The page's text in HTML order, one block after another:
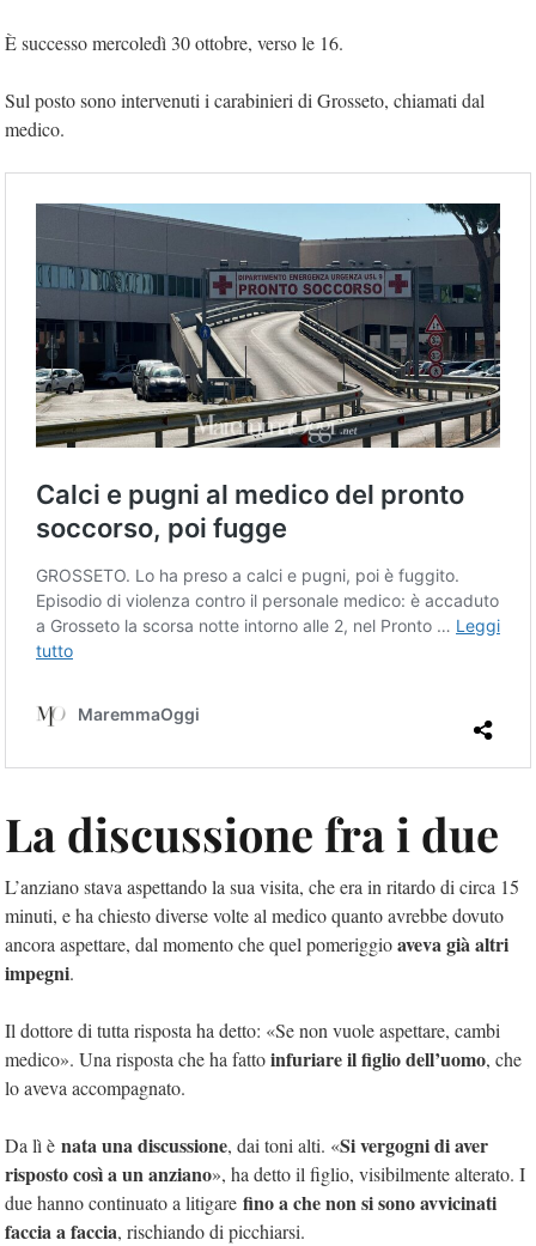
È successo mercoledì 30 ottobre, verso le 16.
Sul posto sono intervenuti i carabinieri di Grosseto, chiamati dal
medico.
La discussione fra i due
L’anziano stava aspettando la sua visita, che era in ritardo di circa 15
minuti, e ha chiesto diverse volte al medico quanto avrebbe dovuto
ancora aspettare, dal momento che quel pomeriggioaveva già altri
impegni.
Il dottore di tutta risposta ha detto: «Se non vuole aspettare, cambi
medico». Una risposta che ha fattoinfuriare il figlio dell’uomo, che
lo aveva accompagnato.
Da lì è nata una discussione, dai toni alti. «Si vergogni di aver
risposto così a un anziano», ha detto il figlio, visibilmente alterato. I
due hanno continuato a litigare fino a che non si sono avvicinati
faccia a faccia, rischiando di picchiarsi.